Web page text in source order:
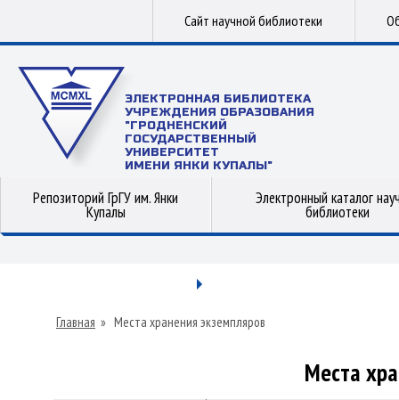
Сайт научной библиотеки
ЭЛЕКТРОННАЯ БИБЛИОТЕКА
УЧРЕЖДЕНИЯ ОБРАЗОВАНИЯ
"ГРОДНЕНСКИЙ
ГОСУДАРСТВЕННЫЙ
УНИВЕРСИТЕТ
ИМЕНИ ЯНКИ КУПАЛЫ"
Репозиторий ГрГУ им. Янки
Купалы
Электронный каталог
библиотеки
Главная » Места хранения экземпляров
Места